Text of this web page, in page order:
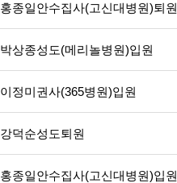
홍종일안수집사(고신대병원)퇴원
박상종성도(메리놀병원)입원
이정미권사(365병원)입원
강덕순성도퇴원
홍종일안수집사(고신대병원)입원